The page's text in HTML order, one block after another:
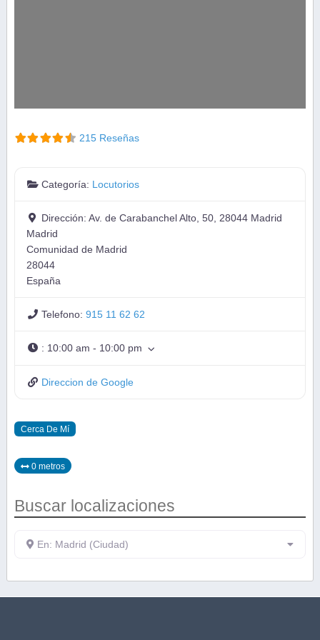
215 Reseñas
Categoría: Locutorios
Dirección:Av. de Carabanchel Alto, 50, 28044 Madrid
Madrid
Comunidad de Madrid
28044
España
Telefono:915 11 62 62
: 10:00 am - 10:00 pm
Direccion de Google
Cerca De Mí
0 metros
Buscar localizaciones
En: Madrid (Ciudad)